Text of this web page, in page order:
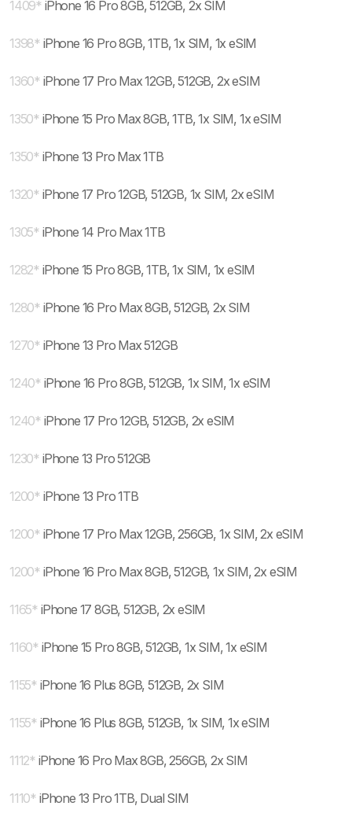
1409* iPhone 16 Pro 8GB, 512GB, 2x SIM
1398* iPhone 16 Pro 8GB, 1TB, 1x SIM, 1x eSIM
1360* iPhone 17 Pro Max 12GB, 512GB, 2x eSIM
1350* iPhone 15 Pro Max 8GB, 1TB, 1x SIM, 1x eSIM
1350* iPhone 13 Pro Max 1TB
1320* iPhone 17 Pro 12GB, 512GB, 1x SIM, 2x eSIM
1305* iPhone 14 Pro Max 1TB
1282* iPhone 15 Pro 8GB, 1TB, 1x SIM, 1x eSIM
1280* iPhone 16 Pro Max 8GB, 512GB, 2x SIM
1270* iPhone 13 Pro Max 512GB
1240* iPhone 16 Pro 8GB, 512GB, 1x SIM, 1x eSIM
1240* iPhone 17 Pro 12GB, 512GB, 2x eSIM
1230* iPhone 13 Pro 512GB
1200* iPhone 13 Pro 1TB
1200* iPhone 17 Pro Max 12GB, 256GB, 1x SIM, 2x eSIM
1200* iPhone 16 Pro Max 8GB, 512GB, 1x SIM, 2x eSIM
1165* iPhone 17 8GB, 512GB, 2x eSIM
1160* iPhone 15 Pro 8GB, 512GB, 1x SIM, 1x eSIM
1155* iPhone 16 Plus 8GB, 512GB, 2x SIM
1155* iPhone 16 Plus 8GB, 512GB, 1x SIM, 1x eSIM
1112* iPhone 16 Pro Max 8GB, 256GB, 2x SIM
1110* iPhone 13 Pro 1TB, Dual SIM